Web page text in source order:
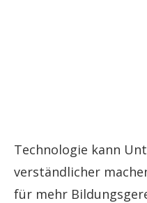
Technologie kann
verständlicher
für mehr